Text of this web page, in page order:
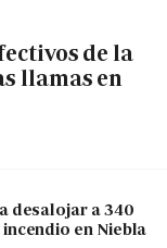
de la
llamas en
desalojar a 340
en Niebla